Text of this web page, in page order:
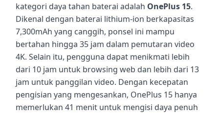
kategori daya tahan baterai adalah OnePlus 15.
Dikenal dengan baterai lithium-ion berkapasitas
7,300mAh yang canggih, ponsel ini mampu
bertahan hingga 35 jam dalam pemutaran video
4K. Selain itu, pengguna dapat menikmati lebih
dari 10 jam untuk browsing web dan lebih dari 13
jam untuk panggilan video. Dengan kecepatan
pengisian yang mengesankan, OnePlus 15 hanya
memerlukan 41 menit untuk mengisi daya penuh